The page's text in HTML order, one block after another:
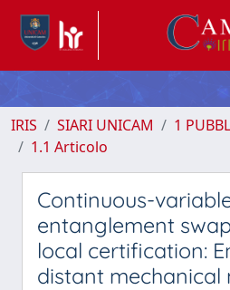
IRIS SIARI UNICAM
1
1.1 Articolo
Continuous-
entanglement
local certification:
distant mechanical